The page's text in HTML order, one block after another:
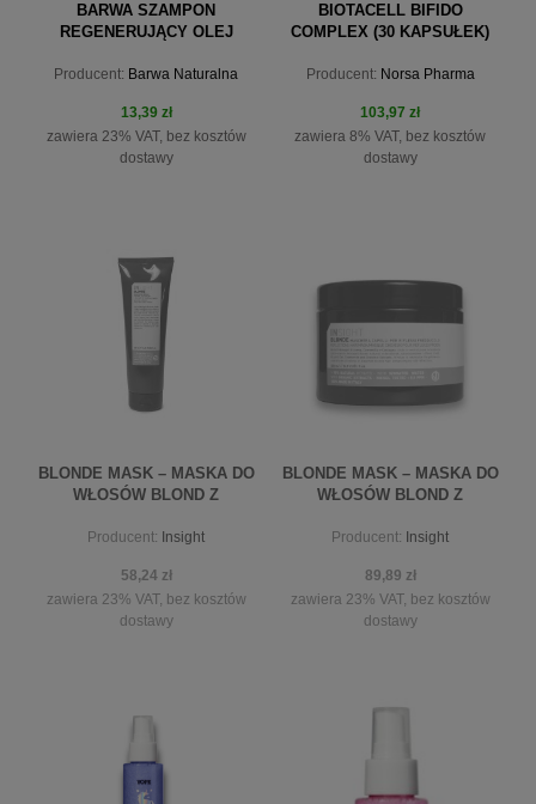
BARWA SZAMPON
REGENERUJĄCY OLEJ
POLNY RECEPTURY
Producent: Barwa Naturalna
13,39 zł
zawiera 23% VAT, bez kosztów
dostawy
do koszyka
BIOTACELL BIFIDO
COMPLEX (30 KAPSUŁEK)
Producent: Norsa Pharma
103,97 zł
zawiera 8% VAT, bez kosztów
dostawy
do koszyka
BLONDE MASK – MASKA DO
WŁOSÓW BLOND Z
Producent: Insight
58,24 zł
zawiera 23% VAT, bez kosztów
dostawy
BLONDE MASK – MASKA DO
WŁOSÓW BLOND Z
Producent: Insight
89,89 zł
zawiera 23% VAT, bez kosztów
dostawy